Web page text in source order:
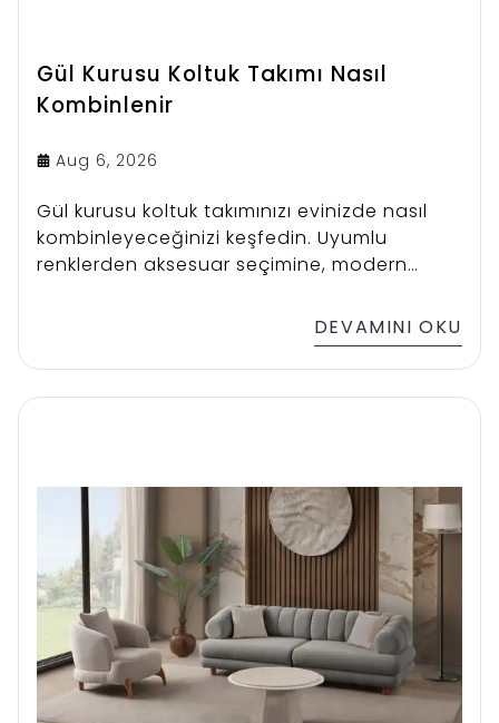
Gül Kurusu Koltuk Takımı Nasıl
Kombinlenir
Aug 6, 2026
Gül kurusu koltuk takımınızı evinizde nasıl
kombinleyeceğinizi keşfedin. Uyumlu
renklerden aksesuar seçimine, modern
DEVAMINI OKU